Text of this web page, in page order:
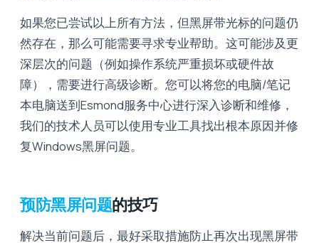
如果您已尝试以上所有方法，但黑屏带光标的问题仍
然存在，那么可能需要寻求专业帮助。这可能涉及更
深层次的问题（例如操作系统严重损坏或硬件故
障），需要进行高级诊断。您可以将您的电脑/笔记
本电脑送到Esmond服务中心进行深入诊断和维修，
我们的技术人员可以使用专业工具找出根本原因并修
复Windows黑屏问题。
预防黑屏问题的技巧
解决当前问题后，最好采取措施防止再次出现黑屏带